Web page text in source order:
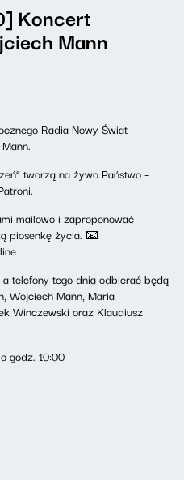
Koncert
Mann
Radia Nowy Świat
tworzą na żywo Państwo –
mailowo i zaproponować
piosenkę życia. 📧
telefony tego dnia odbierać będą
Wojciech Mann, Maria
Winczewski oraz Klaudiusz
godz. 10:00